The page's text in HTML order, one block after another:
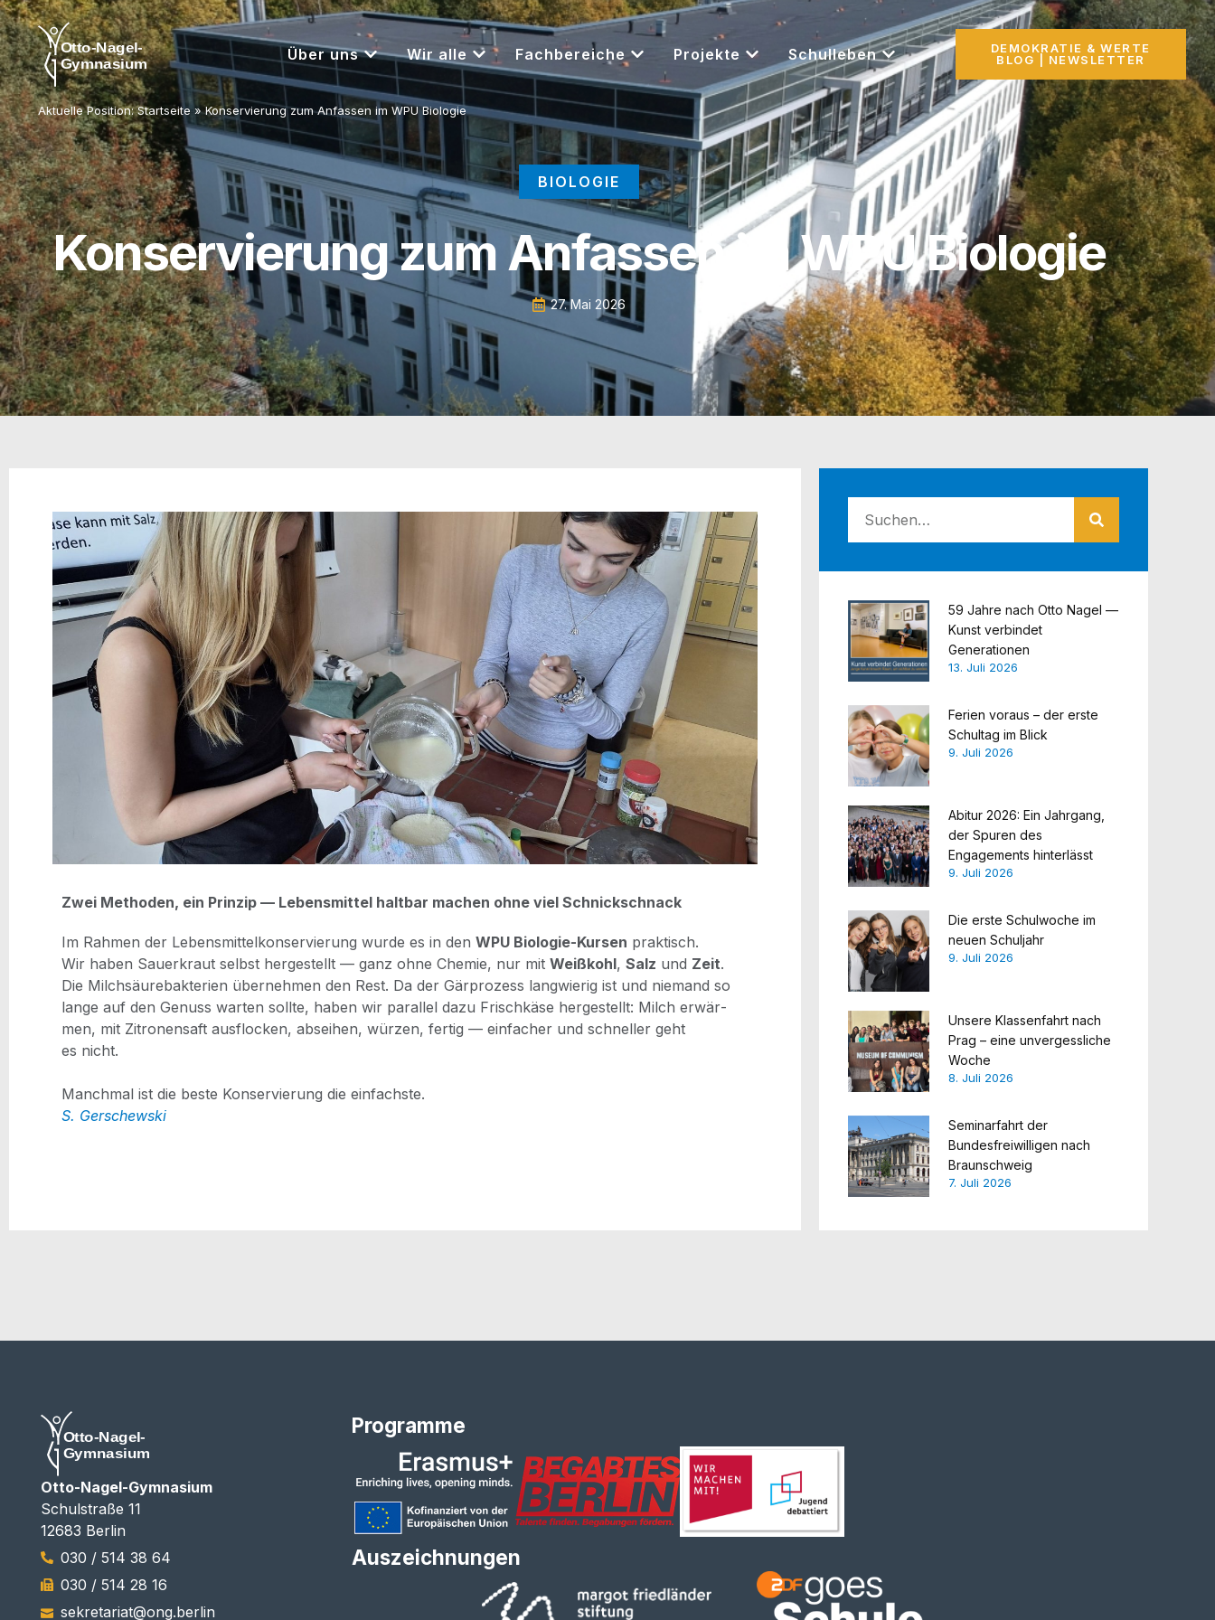
Über uns Wir alle Fachbereiche Projekte Schulleben
DEMOKRATIE & WERTE
BLOG | NEWSLETTER
Aktuelle Position:Startseite »Konservierung zum Anfassen im WPU Biologie
BIOLOGIE
Konservierung zum Anfassen im WPU Biologie
27. Mai 2026
Zwei Metho­den, ein Prin­zip — Lebens­mit­tel halt­bar machen ohne viel Schnickschnack
Im Rah­men der Lebens­mit­tel­kon­ser­vie­rung wur­de es in den WPU Bio­lo­gie-Kur­sen prak­tisch.
Wir haben Sau­er­kraut selbst her­ge­stellt — ganz ohne Che­mie, nur mit Weiß­kohl, Salz und Zeit.
Die Milch­säu­re­bak­te­ri­en über­neh­men den Rest. Da der Gär­pro­zess lang­wie­rig ist und nie­mand so
lan­ge auf den Genuss war­ten soll­te, haben wir par­al­lel dazu Frisch­kä­se her­ge­stellt: Milch erwär­
men, mit Zitro­nen­saft aus­flo­cken, absei­hen, wür­zen, fer­tig — ein­fa­cher und schnel­ler geht
es nicht.
Manch­mal ist die bes­te Kon­ser­vie­rung die einfachste.
S. Ger­schew­ski
59 Jahre nach Otto Nagel —
Kunst verbindet
Generationen
13. Juli 2026
Ferien voraus – der erste
Schultag im Blick
9. Juli 2026
Abitur 2026: Ein Jahrgang,
der Spuren des
Engagements hinterlässt
9. Juli 2026
Die erste Schulwoche im
neuen Schuljahr
9. Juli 2026
Unsere Klassenfahrt nach
Prag – eine unvergessliche
Woche
8. Juli 2026
Seminarfahrt der
Bundesfreiwilligen nach
Braunschweig
7. Juli 2026
Otto-Nagel-Gymnasium
Schulstraße 11
12683 Berlin
030 / 514 38 64
030 / 514 28 16
sekretariat@ong.berlin
Programme
Auszeichnungen